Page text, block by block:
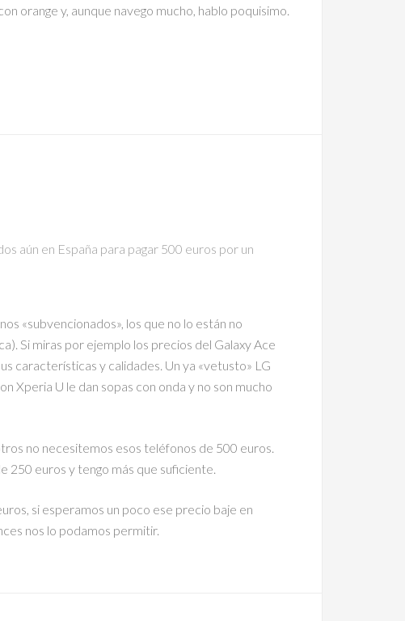
orange y, aunque navego mucho, hablo poquisimo.
aún en España para pagar 500 euros por un
«subvencionados», los que no lo están no
Si miras por ejemplo los precios del Galaxy Ace
características y calidades. Un ya «vetusto» LG
Xperia U le dan sopas con onda y no son mucho
no necesitemos esos teléfonos de 500 euros.
250 euros y tengo más que suficiente.
si esperamos un poco ese precio baje en
nos lo podamos permitir.